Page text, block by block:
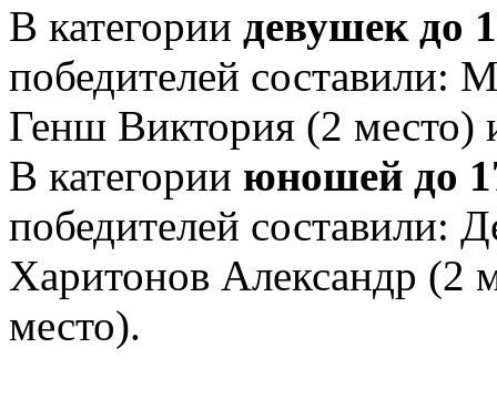
В категории девушек до
победителей составили:
Генш Виктория (2 место)
В категории юношей до
победителей составили:
Харитонов Александр (2
место).